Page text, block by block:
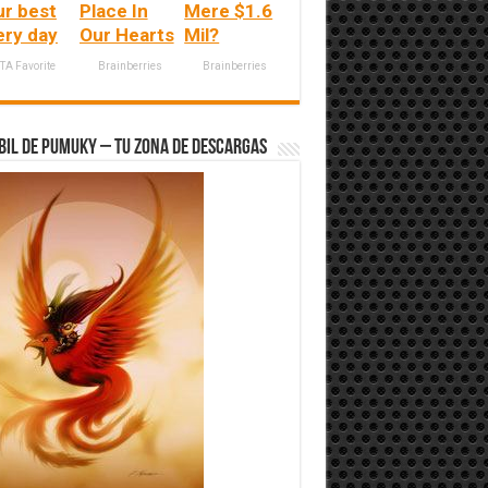
best
day
Favorite
Place In
Our Hearts
Brainberries
Mere $1.6
Mil?
Brainberries
de Pumuky – Tu zona de Descargas